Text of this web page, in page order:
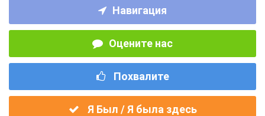
Навигация
Оцените нас
Похвалите
Я Был / Я была здесь